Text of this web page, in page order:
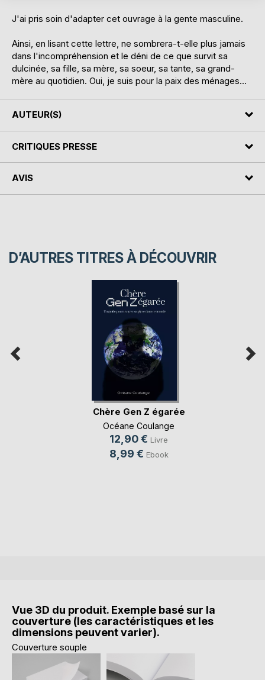
J'ai pris soin d'adapter cet ouvrage à la gente masculine.
Ainsi, en lisant cette lettre, ne sombrera-t-elle plus jamais
dans l'incompréhension et le déni de ce que survit sa
dulcinée, sa fille, sa mère, sa soeur, sa tante, sa grand-
mère au quotidien. Oui, je suis pour la paix des ménages...
AUTEUR(S)
CRITIQUES PRESSE
AVIS
D’AUTRES TITRES À DÉCOUVRIR
Chère Gen Z égarée
Océane Coulange
12,90 € Livre
8,99 € Ebook
Vue 3D du produit. Exemple basé sur la
couverture (les caractéristiques et les
dimensions peuvent varier).
Couverture souple